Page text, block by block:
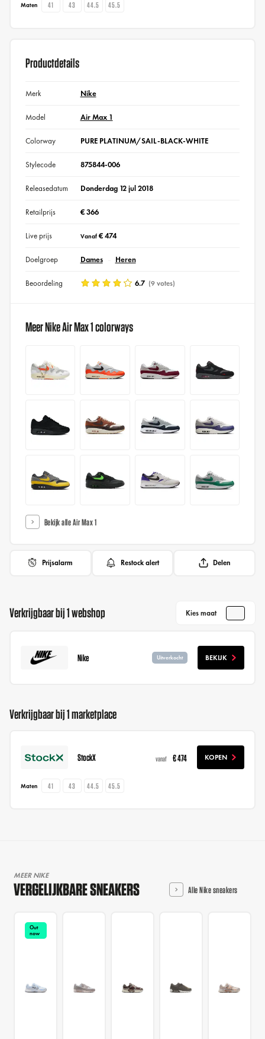
Maten 41 43 44.5 45.5
Productdetails
Merk Nike
Model Air Max 1
Colorway PURE PLATINUM/SAIL-BLACK-WHITE
Stylecode 875844-006
Releasedatum Donderdag 12 jul 2018
Retailprijs € 366
Live prijs Vanaf€ 474
Doelgroep Dames Heren
Beoordeling 6.7 (9 votes)
Meer Nike Air Max 1 colorways
Bekijk alle Air Max 1
Prijsalarm Restock alert Delen
Verkrijgbaar bij 1 webshop Kies maat
Nike Uitverkocht BEKIJK
Verkrijgbaar bij 1 marketplace
StockX vanaf € 474 KOPEN
Maten 41 43 44.5 45.5
MEER NIKE
VERGELIJKBARE SNEAKERS Alle Nike sneakers
Out
now